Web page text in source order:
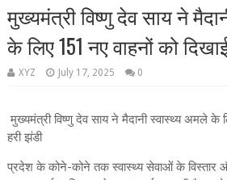
मुख्यमंत्री विष्णु देव साय ने
के लिए 151 नए वाहनों को
XYZ July 17, 2025 0
मुख्यमंत्री विष्णु देव साय ने मैदानी स्वास्थ्य अमले के
हरी झंडी
प्रदेश के कोने-कोने तक स्वास्थ्य सेवाओं के विस्तार